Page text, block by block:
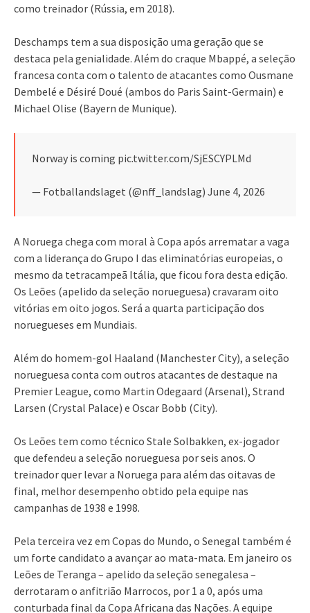
como treinador (Rússia, em 2018).
Deschamps tem a sua disposição uma geração que se
destaca pela genialidade. Além do craque Mbappé, a seleção
francesa conta com o talento de atacantes como Ousmane
Dembelé e Désiré Doué (ambos do Paris Saint-Germain) e
Michael Olise (Bayern de Munique).
Norway is coming pic.twitter.com/SjESCYPLMd
— Fotballandslaget (@nff_landslag) June 4, 2026
A Noruega chega com moral à Copa após arrematar a vaga
com a liderança do Grupo I das eliminatórias europeias, o
mesmo da tetracampeã Itália, que ficou fora desta edição.
Os Leões (apelido da seleção norueguesa) cravaram oito
vitórias em oito jogos. Será a quarta participação dos
noruegueses em Mundiais.
Além do homem-gol Haaland (Manchester City), a seleção
norueguesa conta com outros atacantes de destaque na
Premier League, como Martin Odegaard (Arsenal), Strand
Larsen (Crystal Palace) e Oscar Bobb (City).
Os Leões tem como técnico Stale Solbakken, ex-jogador
que defendeu a seleção norueguesa por seis anos. O
treinador quer levar a Noruega para além das oitavas de
final, melhor desempenho obtido pela equipe nas
campanhas de 1938 e 1998.
Pela terceira vez em Copas do Mundo, o Senegal também é
um forte candidato a avançar ao mata-mata. Em janeiro os
Leões de Teranga – apelido da seleção senegalesa –
derrotaram o anfitrião Marrocos, por 1 a 0, após uma
conturbada final da Copa Africana das Nações. A equipe